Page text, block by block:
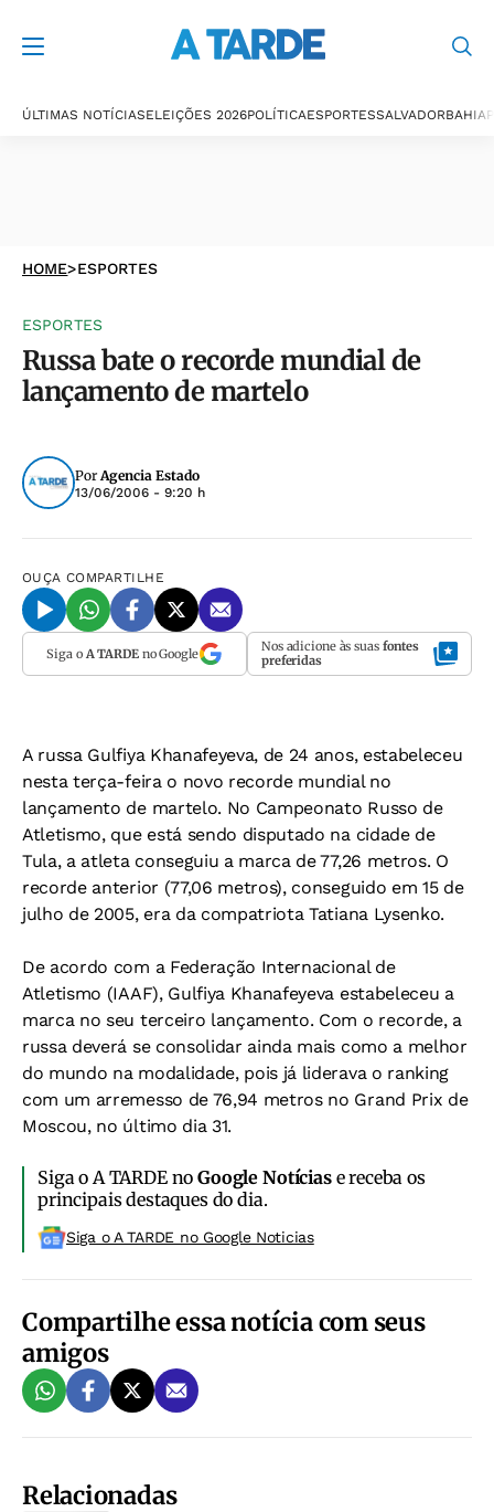
ÚLTIMAS NOTÍCIASELEIÇÕES 2026POLÍTICAESPORTESSALVADORBAHIA
HOME>ESPORTES
ESPORTES
Russa bate o recorde mundial de
lançamento de martelo
PorAgencia Estado
13/06/2006 - 9:20 h
OUÇA COMPARTILHE
Siga o A TARDEno Google Nos adicione às suas fontes
preferidas
A russa Gulfiya Khanafeyeva, de 24 anos, estabeleceu
nesta terça-feira o novo recorde mundial no
lançamento de martelo. No Campeonato Russo de
Atletismo, que está sendo disputado na cidade de
Tula, a atleta conseguiu a marca de 77,26 metros. O
recorde anterior (77,06 metros), conseguido em 15 de
julho de 2005, era da compatriota Tatiana Lysenko.
De acordo com a Federação Internacional de
Atletismo (IAAF), Gulfiya Khanafeyeva estabeleceu a
marca no seu terceiro lançamento. Com o recorde, a
russa deverá se consolidar ainda mais como a melhor
do mundo na modalidade, pois já liderava o ranking
com um arremesso de 76,94 metros no Grand Prix de
Moscou, no último dia 31.
Siga o A TARDE noGoogle Notíciase receba os
principais destaques do dia.
Siga o A TARDE no Google Noticias
Compartilhe essa notícia com seus
amigos
Relacionadas